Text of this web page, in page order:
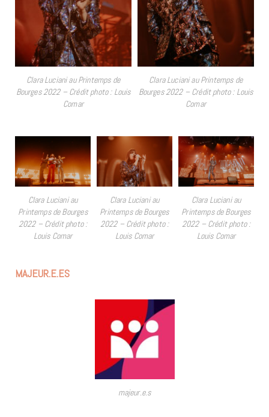
Clara Luciani au Printemps de
Bourges 2022 – Crédit photo : Louis
Comar
Clara Luciani au Printemps de
Bourges 2022 – Crédit photo : Louis
Comar
Clara Luciani au
Printemps de Bourges
2022 – Crédit photo :
Louis Comar
Clara Luciani au
Printemps de Bourges
2022 – Crédit photo :
Louis Comar
Clara Luciani au
Printemps de Bourges
2022 – Crédit photo :
Louis Comar
MAJEUR.E.ES
majeur.e.s